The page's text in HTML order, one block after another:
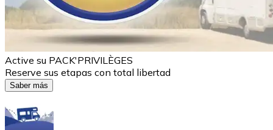
Active su PACK'PRIVILÈGES
Reserve sus etapas con total libertad
Saber más